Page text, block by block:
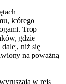
którego
Trop
gdzie
niż się
na poważną
w rejs